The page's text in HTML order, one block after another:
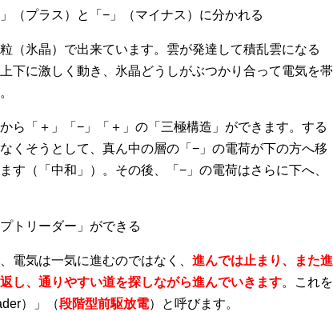
（プラス）と「 − 」（マイナス）に分かれる
（氷晶）で出来ています。雲が発達して積乱雲になる
下に激しく動き、氷晶どうしがぶつかり合って電気を帯
。
ら「＋」「 − 」「＋」の「三極構造」ができます。する
くそうとして、真ん中の層の「 − 」の電荷が下の方へ移
す（「中和」）。その後、「 − 」の電荷はさらに下へ、
トリーダー」ができる
電気は一気に進むのではなく、 進んでは止まり、また進
し、通りやすい道を探しながら進んでいきます。これを
）」（段階型前駆放電）と呼びます。